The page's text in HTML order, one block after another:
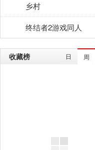
乡村
终结者2游戏同人
收藏榜 日 周